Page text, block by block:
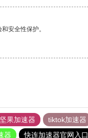
安全性保护。
坚果加速器 tiktok加速器
器 快连加速器官网入口